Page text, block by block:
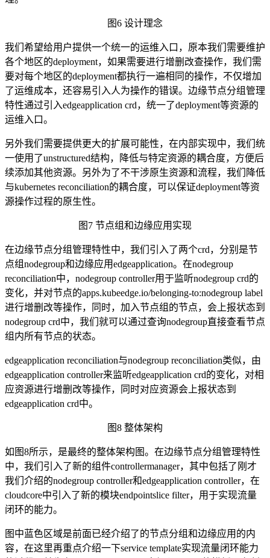
图6 设计理念
我们希望给用户提供一个统一的运维入口，原本我们需要维护
各个地区的deployment，如果需要进行增删改查操作，我们需
要对每个地区的deployment都执行一遍相同的操作，不仅增加
了运维成本，还容易引入人为操作的错误。边缘节点分组管理
特性通过引入edgeapplication crd，统一了deployment等资源的
运维入口。
另外我们需要提供更大的扩展可能性，在内部实现中，我们统
一使用了unstructured结构，降低与特定资源的耦合度，方便后
续添加其他资源。另外为了不干涉原生资源和流程，我们降低
与kubernetes reconciliation的耦合度，可以保证deployment等资
源操作过程的原生性。
图7 节点组和边缘应用实现
在边缘节点分组管理特性中，我们引入了两个crd，分别是节
点组nodegroup和边缘应用edgeapplication。在nodegroup
reconciliation中，nodegroup controller用于监听nodegroup crd的
变化，并对节点的apps.kubeedge.io/belonging-to:nodegroup label
进行增删改等操作，同时，加入节点组的节点，会上报状态到
nodegroup crd中，我们就可以通过查询nodegroup直接查看节点
组内所有节点的状态。
edgeapplication reconciliation与nodegroup reconciliation类似，由
edgeapplication controller来监听edgeapplication crd的变化，对相
应资源进行增删改等操作，同时对应资源会上报状态到
edgeapplication crd中。
图8 整体架构
如图8所示，是最终的整体架构图。在边缘节点分组管理特性
中，我们引入了新的组件controllermanager，其中包括了刚才
我们介绍的nodegroup controller和edgeapplication controller，在
cloudcore中引入了新的模块endpointslice filter，用于实现流量
闭环的能力。
图中蓝色区域是前面已经介绍了的节点分组和边缘应用的内
容，在这里再重点介绍一下service template实现流量闭环能力